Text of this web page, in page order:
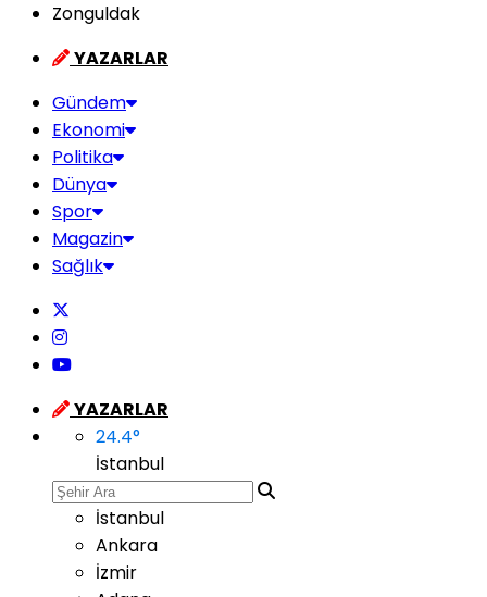
Zonguldak
YAZARLAR
Gündem
Ekonomi
Politika
Dünya
Spor
Magazin
Sağlık
YAZARLAR
24.4°
İstanbul
İstanbul
Ankara
İzmir